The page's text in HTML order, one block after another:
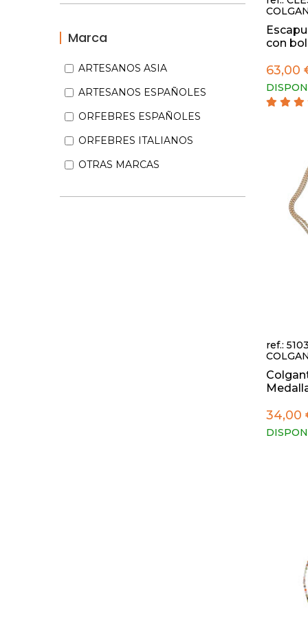
Marca
ARTESANOS ASIA
ARTESANOS ESPAÑOLES
ORFEBRES ESPAÑOLES
ORFEBRES ITALIANOS
OTRAS MARCAS
con
63,00
ref.:
34,00